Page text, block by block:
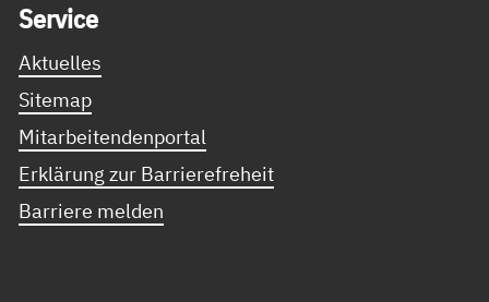
Ser­vice
Aktuelles
Sitemap
Mitarbeitendenportal
Erklärung zur Barrierefreheit
Barriere melden